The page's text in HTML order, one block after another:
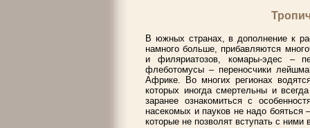
В южных странах, в дополнение к
намного больше, прибавляются
и филяриатозов, комары-эдес –
флеботомусы – переносчики
Африке. Во многих регионах
которых иногда смертельны и
заранее ознакомиться с
насекомых и пауков не надо бояться
которые не позволят вступать с ними